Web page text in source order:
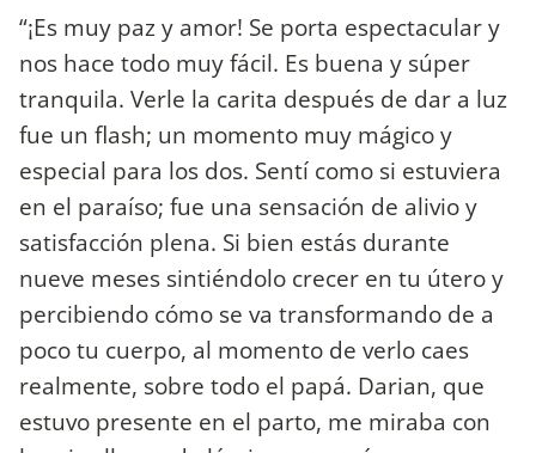
“¡Es muy paz y amor! Se porta espectacular y
nos hace todo muy fácil. Es buena y súper
tranquila. Verle la carita después de dar a luz
fue un flash; un momento muy mágico y
especial para los dos. Sentí como si estuviera
en el paraíso; fue una sensación de alivio y
satisfacción plena. Si bien estás durante
nueve meses sintiéndolo crecer en tu útero y
percibiendo cómo se va transformando de a
poco tu cuerpo, al momento de verlo caes
realmente, sobre todo el papá. Darian, que
estuvo presente en el parto, me miraba con